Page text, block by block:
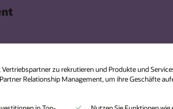
zu rekrutieren und Produkte und
Relationship Management, um ihre Geschäfte